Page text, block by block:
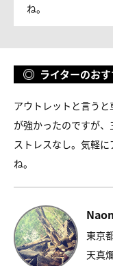
ね。
ライターのお
アウトレットと言う
が強かったのですが、
ストレスなし。気軽
ね。
東京
天真